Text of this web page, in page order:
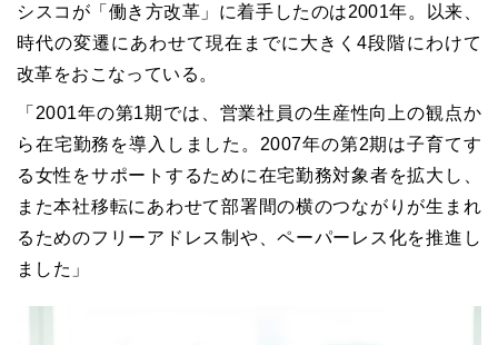
シスコが「働き方改革」に着手したのは2001年。以来、
時代の変遷にあわせて現在までに大きく4段階にわけて
改革をおこなっている。
「2001年の第1期では、営業社員の生産性向上の観点か
ら在宅勤務を導入しました。2007年の第2期は子育てす
る女性をサポートするために在宅勤務対象者を拡大し、
また本社移転にあわせて部署間の横のつながりが生まれ
るためのフリーアドレス制や、ペーパーレス化を推進し
ました」